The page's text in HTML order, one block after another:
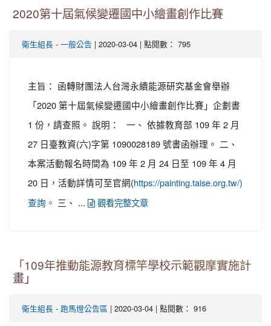
2020第十屆氣候變遷國中小繪畫創作比賽
衛生組長 - 一般公告 | 2020-03-04 | 點閱數： 795
主旨： 函轉財團法人台灣永續能源研究基金會舉辦
「2020 第十屆氣候變遷國中小繪畫創作比賽」企劃書
1 份，請查照。 說明： 一、 依據教育部 109 年 2 月
27 日臺教資(六)字第 1090028189 號書函辦理。 二、
本案活動報名時間為 109 年 2 月 24 日至 109 年 4 月
20 日，活動詳情可至官網( https://painting.taise.org.tw/)
查詢。 三、 ... 觀看完整文章
「109年推動能源教育標竿學校示範觀摩實施計
畫」
衛生組長 - 跑馬燈公告區 | 2020-03-04 | 點閱數： 916